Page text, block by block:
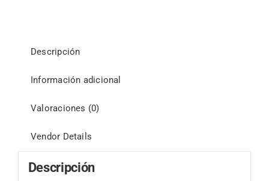
Descripción
Información adicional
Valoraciones (0)
Vendor Details
Descripción